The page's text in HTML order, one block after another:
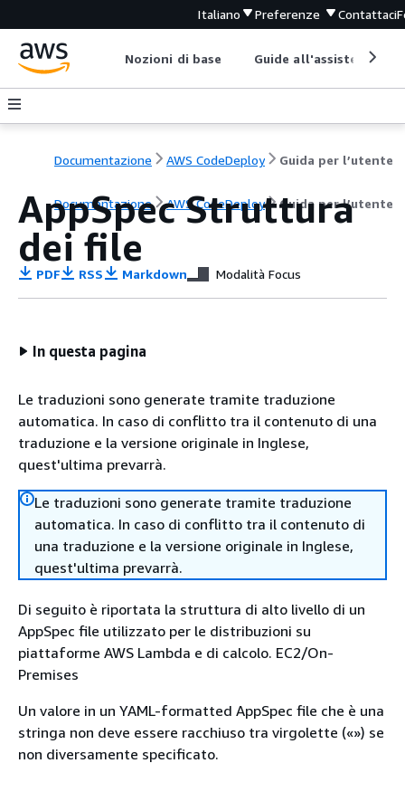
Italiano Preferenze Contattaci
Nozioni di base Guide all'assistenza
Documentazione AWS CodeDeploy Guida per l’utente
Documentazione AWS CodeDeploy Guida per l’utente
AppSpec Struttura
dei file
PDF RSS Markdown Modalità Focus
In questa pagina
Le traduzioni sono generate tramite traduzione
automatica. In caso di conflitto tra il contenuto di una
traduzione e la versione originale in Inglese,
quest'ultima prevarrà.
Le traduzioni sono generate tramite traduzione
automatica. In caso di conflitto tra il contenuto di
una traduzione e la versione originale in Inglese,
quest'ultima prevarrà.
Di seguito è riportata la struttura di alto livello di un
AppSpec file utilizzato per le distribuzioni su
piattaforme AWS Lambda e di calcolo. EC2/On-
Premises
Un valore in un YAML-formatted AppSpec file che è una
stringa non deve essere racchiuso tra virgolette («») se
non diversamente specificato.